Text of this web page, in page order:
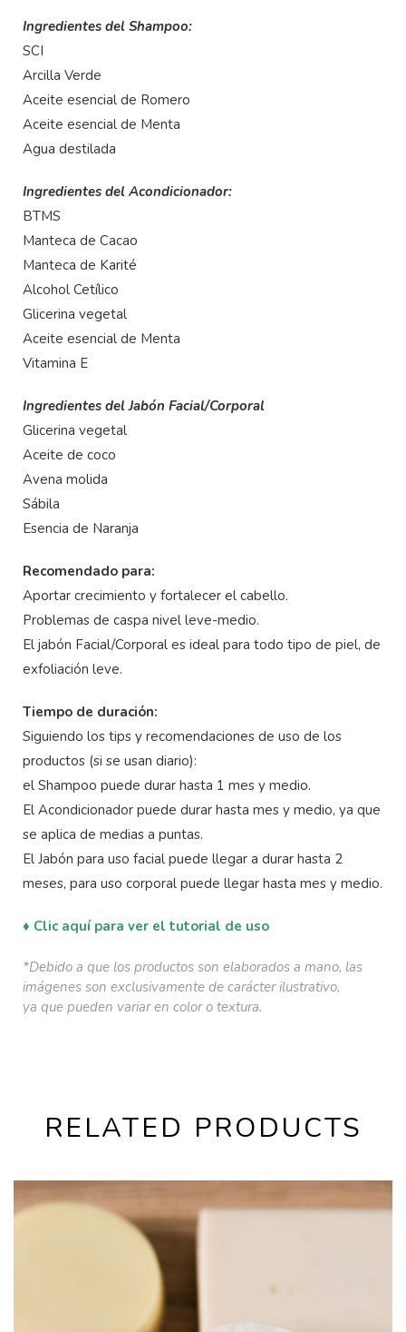
Ingredientes del Shampoo:
SCI
Arcilla Verde
Aceite esencial de Romero
Aceite esencial de Menta
Agua destilada
Ingredientes del Acondicionador:
BTMS
Manteca de Cacao
Manteca de Karité
Alcohol Cetílico
Glicerina vegetal
Aceite esencial de Menta
Vitamina E
Ingredientes del Jabón Facial/Corporal
Glicerina vegetal
Aceite de coco
Avena molida
Sábila
Esencia de Naranja
Recomendado para:
Aportar crecimiento y fortalecer el cabello.
Problemas de caspa nivel leve-medio.
El jabón Facial/Corporal es ideal para todo tipo de piel, de
exfoliación leve.
Tiempo de duración:
Siguiendo los tips y recomendaciones de uso de los
productos (si se usan diario):
el Shampoo puede durar hasta 1 mes y medio.
El Acondicionador puede durar hasta mes y medio, ya que
se aplica de medias a puntas.
El Jabón para uso facial puede llegar a durar hasta 2
meses, para uso corporal puede llegar hasta mes y medio.
♦ Clic aquí para ver el tutorial de uso
*Debido a que los productos son elaborados a mano, las
imágenes son exclusivamente de carácter ilustrativo,
ya que pueden variar en color o textura.
RELATED PRODUCTS